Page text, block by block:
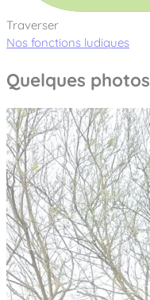
Traverser
Nos fonctions ludiques
Quelques photos